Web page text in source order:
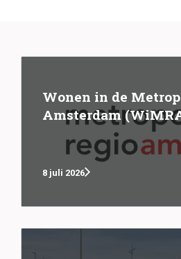
Wonen in de
Amsterdam
8 juli 2026